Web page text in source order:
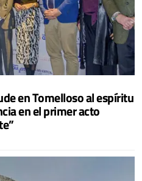
en Tomelloso al espíritu
en el primer acto